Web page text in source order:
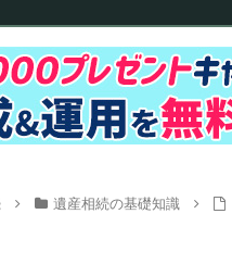
遺産相続の基礎知識